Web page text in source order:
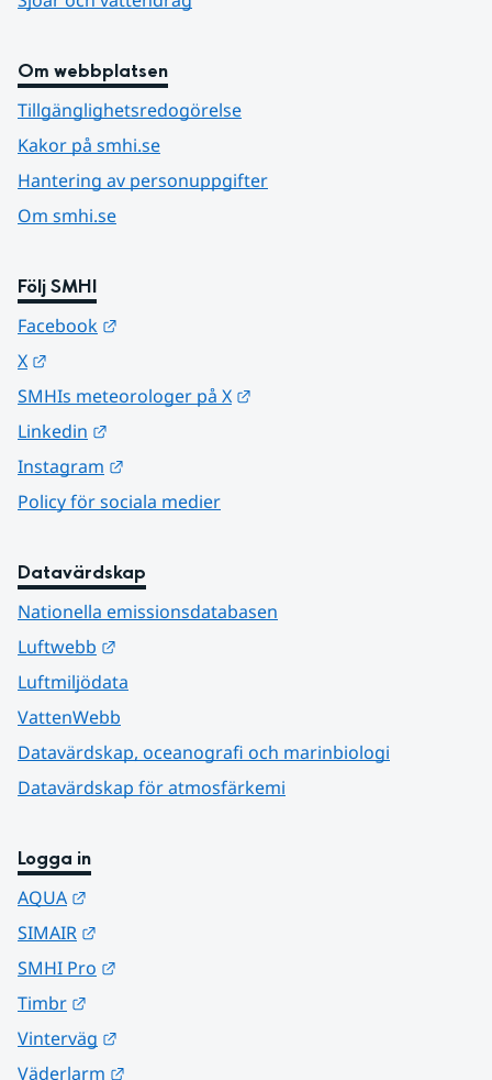
Om webbplatsen
Tillgänglighetsredogörelse
Kakor på smhi.se
Hantering av personuppgifter
Om smhi.se
Följ SMHI
Facebook
X
SMHIs meteorologer på X
Linkedin
Instagram
Policy för sociala medier
Datavärdskap
Nationella emissionsdatabasen
Luftwebb
Luftmiljödata
VattenWebb
Datavärdskap, oceanografi och marinbiologi
Datavärdskap för atmosfärkemi
Logga in
AQUA
SIMAIR
SMHI Pro
Timbr
Vinterväg
Väderlarm